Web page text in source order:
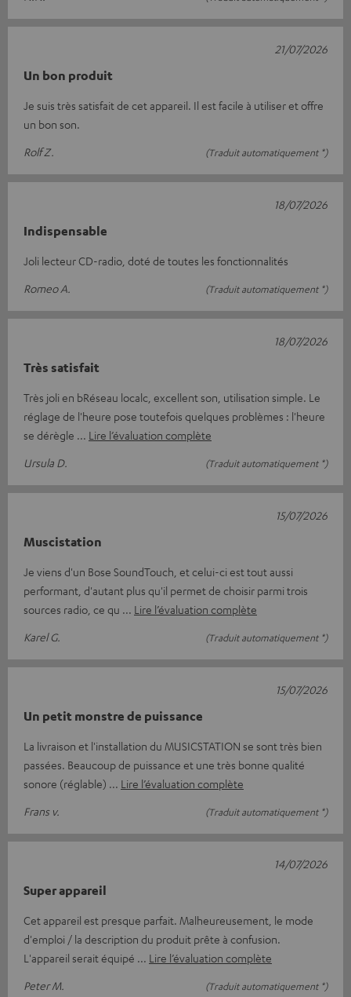
Un bon produit
Je suis très satisfait de cet appareil. Il est facile à utiliser et offre
un bon son.
Rolf Z.
(Traduit automatiquement *)
21/07/2026
Indispensable
Joli lecteur CD-radio, doté de toutes les fonctionnalités
Romeo A.
(Traduit automatiquement *)
18/07/2026
Très satisfait
Très joli en bRéseau localc, excellent son, utilisation simple. Le
réglage de l'heure pose toutefois quelques problèmes : l'heure
se dérègle
Lire l’évaluation complète
Ursula D.
(Traduit automatiquement *)
18/07/2026
Muscistation
Je viens d'un Bose SoundTouch, et celui-ci est tout aussi
performant, d'autant plus qu'il permet de choisir parmi trois
sources radio, ce qu
Lire l’évaluation complète
Karel G.
(Traduit automatiquement *)
15/07/2026
Un petit monstre de puissance
La livraison et l'installation du MUSICSTATION se sont très bien
passées. Beaucoup de puissance et une très bonne qualité
sonore (réglable)
Lire l’évaluation complète
Frans v.
(Traduit automatiquement *)
15/07/2026
Super appareil
Cet appareil est presque parfait. Malheureusement, le mode
d'emploi / la description du produit prête à confusion.
L'appareil serait équipé
Lire l’évaluation complète
Peter M.
(Traduit automatiquement *)
14/07/2026